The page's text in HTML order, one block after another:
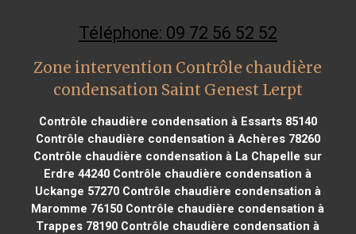
Téléphone: 09 72 56 52 52
Zone intervention Contrôle chaudière
condensation Saint Genest Lerpt
Contrôle chaudière condensation à Essarts 85140
Contrôle chaudière condensation à Achères 78260
Contrôle chaudière condensation à La Chapelle sur
Erdre 44240 Contrôle chaudière condensation à
Uckange 57270Contrôle chaudière condensation à
Maromme 76150 Contrôle chaudière condensation à
Trappes 78190 Contrôle chaudière condensation à